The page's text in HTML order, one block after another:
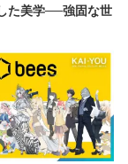
た美学──強固な世